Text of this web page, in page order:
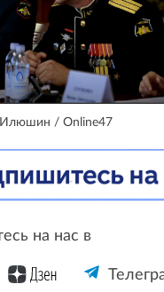
/ Online47
на нас в